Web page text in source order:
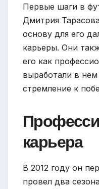
Первые шаги в
Дмитрия
основу для его
карьеры. Они
его как
выработали в
стремление к
карьера
В 2012 году он
провел два